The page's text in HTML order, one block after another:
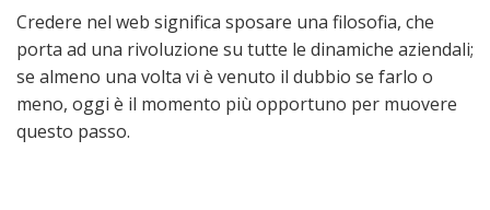
Credere nel web significa sposare una filosofia, che
porta ad una rivoluzione su tutte le dinamiche aziendali;
se almeno una volta vi è venuto il dubbio se farlo o
meno, oggi è il momento più opportuno per muovere
questo passo.